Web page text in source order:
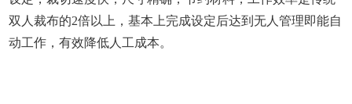
双人裁布的2倍以上，基本上完成设定后达到无人管理即能自
动工作，有效降低人工成本。